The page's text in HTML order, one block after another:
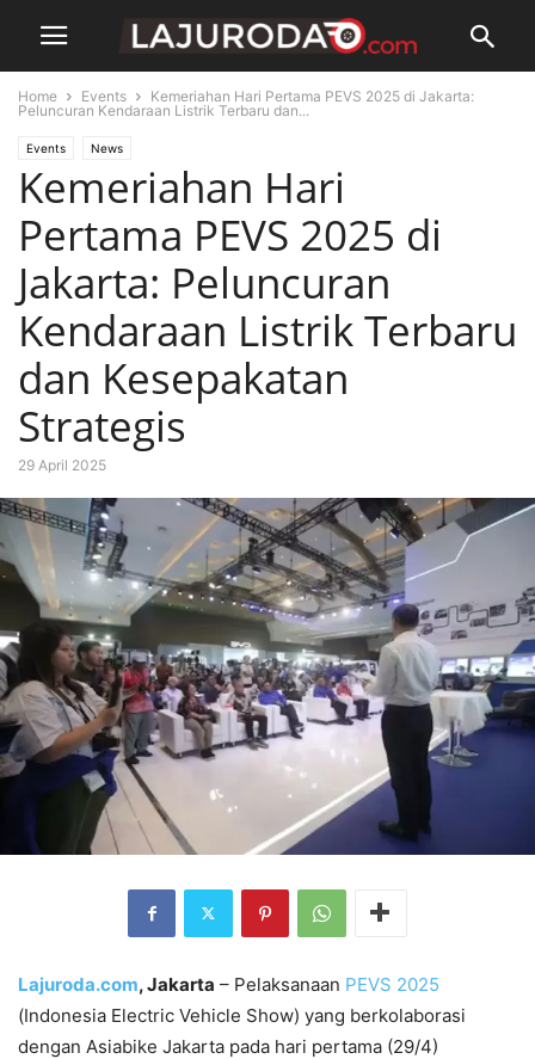
Home Events
Kemeriahan Hari Pertama PEVS 2025 di Jakarta:
Peluncuran Kendaraan Listrik Terbaru dan...
Events News
Kemeriahan Hari
Pertama PEVS 2025 di
Jakarta: Peluncuran
Kendaraan Listrik Terbaru
dan Kesepakatan
Strategis
29 April 2025
Lajuroda.com, Jakarta – Pelaksanaan PEVS 2025
(Indonesia Electric Vehicle Show) yang berkolaborasi
dengan Asiabike Jakarta pada hari pertama (29/4)